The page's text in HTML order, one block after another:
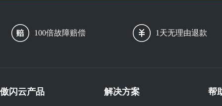
100倍故障赔偿 1天无理由退款
傲闪云产品 解决方案 帮